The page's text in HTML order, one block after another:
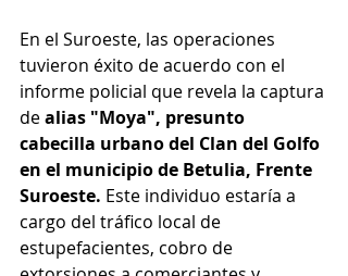
En el Suroeste, las operaciones
tuvieron éxito de acuerdo con el
informe policial que revela la captura
de alias "Moya", presunto
cabecilla urbano del Clan del Golfo
en el municipio de Betulia, Frente
Suroeste. Este individuo estaría a
cargo del tráfico local de
estupefacientes, cobro de